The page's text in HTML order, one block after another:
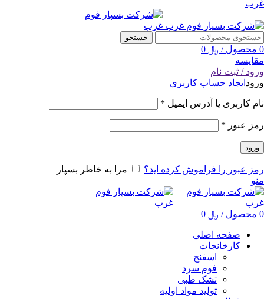
جستجو
0 محصول / ﷼
مقایسه
ورود / ثبت نام
ورود ایجاد حساب کاربری
نام کاربری یا آدرس ایمیل *
رمز عبور *
ورود
رمز عبور را فراموش کرده اید؟
مرا به خاطر بسپار
منو
0 محصول / ﷼
صفحه اصلی
کارخانجات
اسفنج
فوم سرد
تشک طبی
تولید مواد اولیه